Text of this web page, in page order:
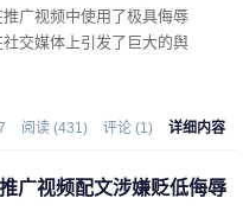
广视频中使用了极具侮辱
交媒体上引发了巨大的舆
阅读 (431) 评论 (1) 详细内容
广视频配文涉嫌贬低侮辱